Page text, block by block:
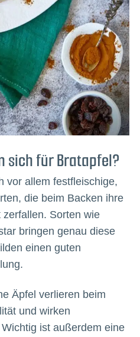
sich für Bratapfel?
vor allem festfleischige,
die beim Backen ihre
Sorten wie
bringen genau diese
einen guten
Äpfel verlieren beim
und wirken
ist außerdem eine